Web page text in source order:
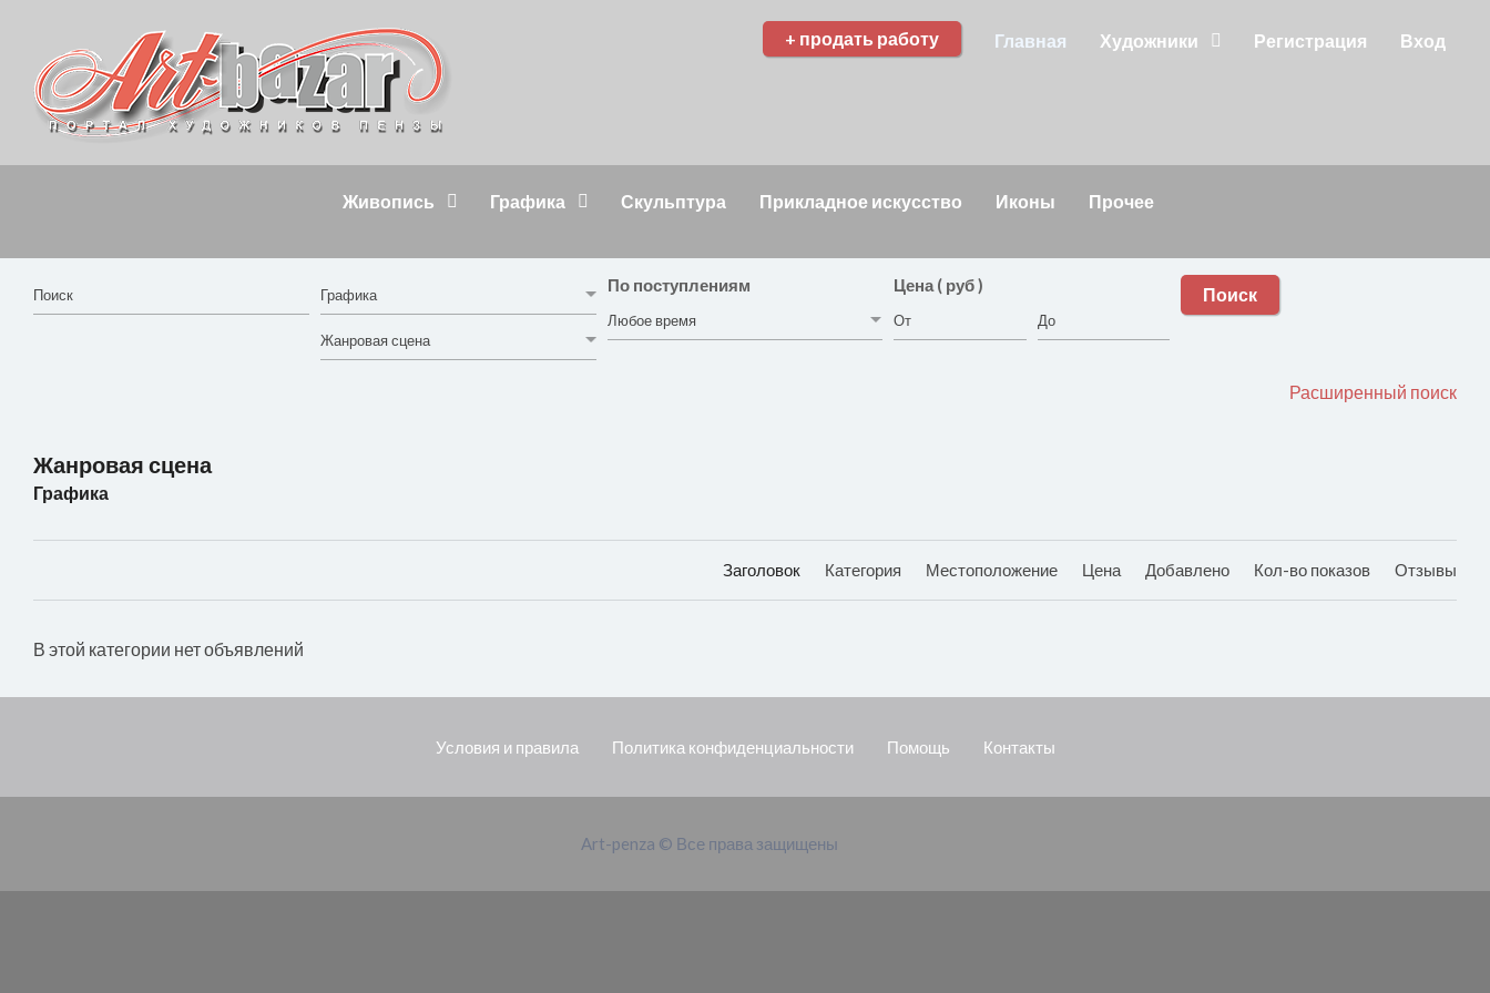
+ продать работу Главная Художники Регистрация Вход
Живопись Графика Скульптура Прикладное искусство Иконы Прочее
По поступлениям Цена ( руб ) Поиск
Расширенный поиск
Жанровая сцена
Графика
Заголовок Категория Местоположение Цена Добавлено Кол-во показов Отзывы
В этой категории нет объявлений
Условия и правила Политика конфиденциальности Помощь Контакты
Art-penza © Все права защищены